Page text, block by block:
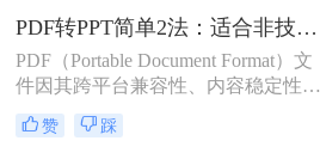
PPT（PowerPoint）格式，以便进行演
示或编辑。虽然PDF到PPT的转换可
能不如其他格式转换那样直接，但通
过一些方法和工具，我们仍然可以实
现这一目的。本文将详细介绍怎么把
pdf转换成ppt的几种方法，以及相关
PDF转PPT简单2法：适合非技术用户的快速操作流程！
PDF（Portable Document Format）文
件因其跨平台兼容性、内容稳定性和
不易被篡改的特性，在文档分享、存
档和打印中得到了广泛应用。然而，
赞 踩